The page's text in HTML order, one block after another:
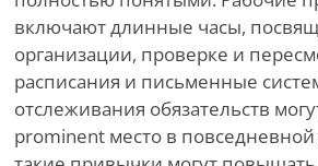
включают длинные часы,
организации, проверке и
расписания и письменные
отслеживания обязательств
prominent место в